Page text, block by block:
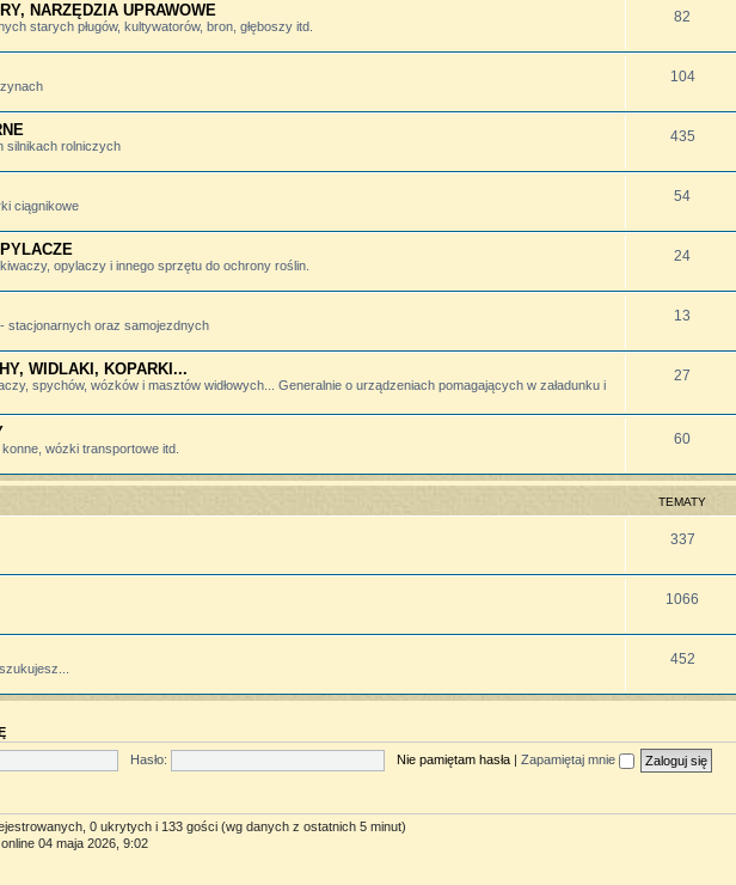
NARZĘDZIA UPRAWOWE
starych pługów, kultywatorów, bron, głęboszy itd.
82
104
silnikach rolniczych
435
ciągnikowe
54
opylaczy i innego sprzętu do ochrony roślin.
24
stacjonarnych oraz samojezdnych
13
WIDLAKI, KOPARKI...
spychów, wózków i masztów widłowych... Generalnie o urządzeniach pomagających w załadunku i
27
wózki transportowe itd.
60
TEMATY
337
1066
452
Hasło: Nie pamiętam hasła | Zapamiętaj mnie
0 ukrytych i 133 gości (wg danych z ostatnich 5 minut)
online 04 maja 2026, 9:02